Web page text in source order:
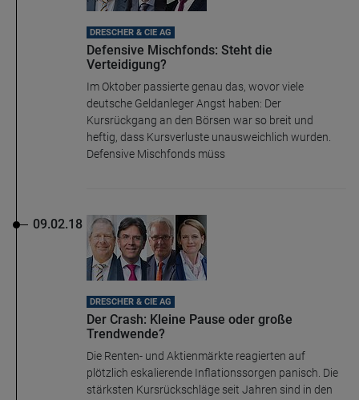
DRESCHER & CIE AG
Defensive Mischfonds: Steht die
Verteidigung?
Im Oktober passierte genau das, wovor viele
deutsche Geldanleger Angst haben: Der
Kursrückgang an den Börsen war so breit und
heftig, dass Kursverluste unausweichlich wurden.
Defensive Mischfonds müss
09.02.18
DRESCHER & CIE AG
Der Crash: Kleine Pause oder große
Trendwende?
Die Renten- und Aktienmärkte reagierten auf
plötzlich eskalierende Inflationssorgen panisch. Die
stärksten Kursrückschläge seit Jahren sind in den